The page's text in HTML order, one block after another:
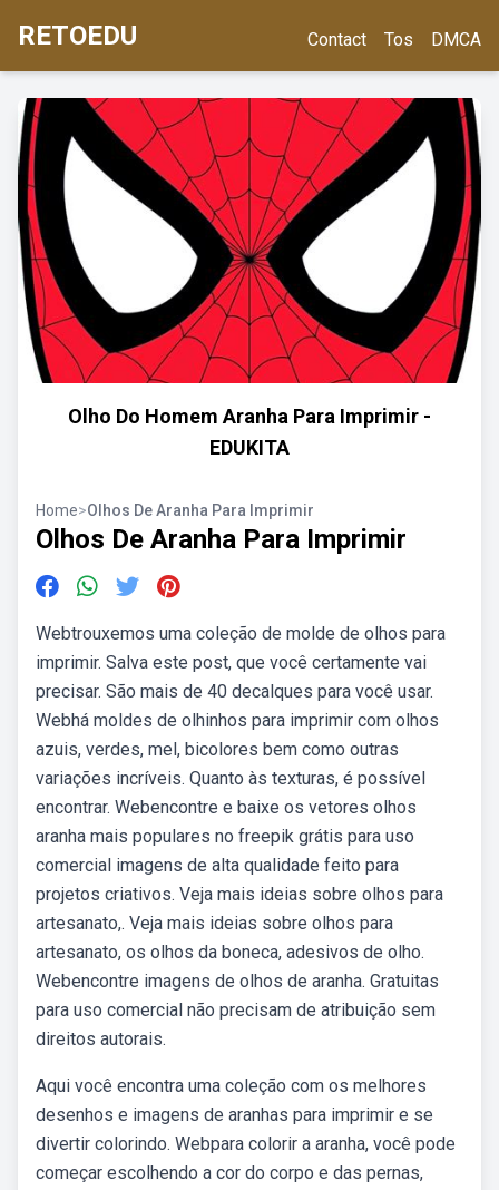
RETOEDU Contact Tos DMCA
Olho Do Homem Aranha Para Imprimir -
EDUKITA
Home>Olhos De Aranha Para Imprimir
Olhos De Aranha Para Imprimir
Webtrouxemos uma coleção de molde de olhos para
imprimir. Salva este post, que você certamente vai
precisar. São mais de 40 decalques para você usar.
Webhá moldes de olhinhos para imprimir com olhos
azuis, verdes, mel, bicolores bem como outras
variações incríveis. Quanto às texturas, é possível
encontrar. Webencontre e baixe os vetores olhos
aranha mais populares no freepik grátis para uso
comercial imagens de alta qualidade feito para
projetos criativos. Veja mais ideias sobre olhos para
artesanato,. Veja mais ideias sobre olhos para
artesanato, os olhos da boneca, adesivos de olho.
Webencontre imagens de olhos de aranha. Gratuitas
para uso comercial não precisam de atribuição sem
direitos autorais.
Aqui você encontra uma coleção com os melhores
desenhos e imagens de aranhas para imprimir e se
divertir colorindo. Webpara colorir a aranha, você pode
começar escolhendo a cor do corpo e das pernas,